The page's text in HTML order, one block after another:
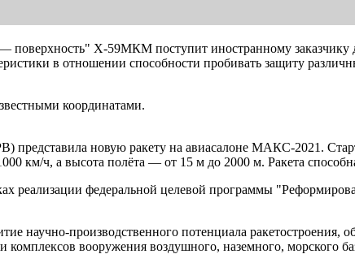
поверхность" Х-59МКМ поступит иностранному заказчику
в отношении способности пробивать защиту
координатами.
новую ракету на авиасалоне МАКС-2021.
ч, а высота полёта — от 15 м до 2000 м. Ракета
реализации федеральной целевой программы
научно-производственного потенциала ракетостроения,
комплексов вооружения воздушного, наземного, морского